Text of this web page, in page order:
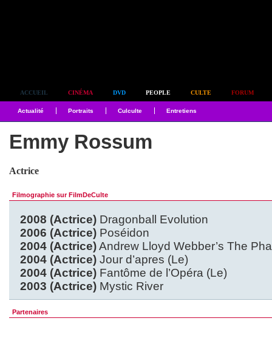
ACCUEIL CINÉMA DVD PEOPLE CULTE FORUM
Actualité Portraits Culculte Entretiens
Emmy Rossum
Actrice
Filmographie sur FilmDeCulte
2008 (Actrice) Dragonball Evolution
2006 (Actrice) Poséidon
2004 (Actrice)Andrew Lloyd Webber’s The
2004 (Actrice) Jour d’apres (Le)
2004 (Actrice) Fantôme de l’Opéra (Le)
2003 (Actrice) Mystic River
Partenaires